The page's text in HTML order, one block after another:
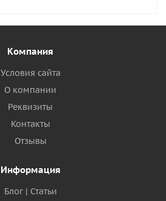
Компания
Условия сайта
О компании
Реквизиты
Контакты
Отзывы
Информация
Блог | Статьи